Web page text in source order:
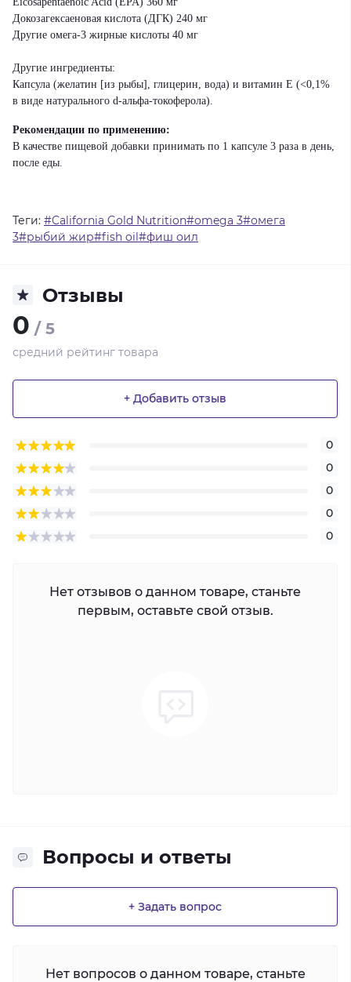
Докозагексаеновая кислота (ДГК) 240 мг
Другие омега-3 жирные кислоты 40 мг
Другие ингредиенты:
Капсула (желатин [из рыбы], глицерин, вода) и витамин Е (<0,1%
в виде натурального d-альфа-токоферола).
Рекомендации по применению:
В качестве пищевой добавки принимать по 1 капсуле 3 раза в день,
после еды.
Теги: #California Gold Nutrition#omega 3#омега
3#рыбий жир#fish oil#фиш оил
Отзывы
0 / 5
средний рейтинг товара
+ Добавить отзыв
0
0
0
0
0
Нет отзывов о данном товаре, станьте
первым, оставьте свой отзыв.
Вопросы и ответы
+ Задать вопрос
Нет вопросов о данном товаре, станьте